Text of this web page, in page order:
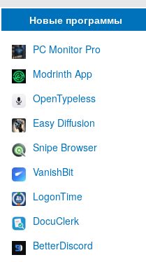
Новые программы
PC Monitor Pro
Modrinth App
OpenTypeless
Easy Diffusion
Snipe Browser
VanishBit
LogonTime
DocuClerk
BetterDiscord